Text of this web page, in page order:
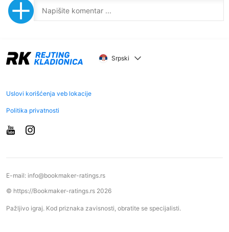
Srpski
Uslovi korišćenja veb lokacije
Politika privatnosti
E-mail: info@bookmaker-ratings.rs
© https://Bookmaker-ratings.rs 2026
Pažljivo igraj. Kod priznaka zavisnosti, obratite se specijalisti.